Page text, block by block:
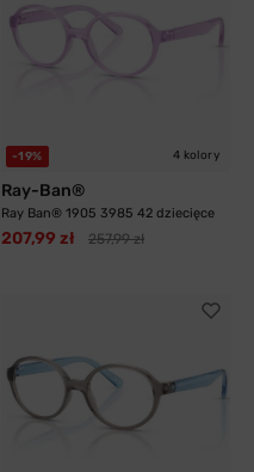
-19% 4 kolory
Ray-Ban®
Ray Ban® 1905 3985 42 dziecięce
207,99 zł 257,99 zł